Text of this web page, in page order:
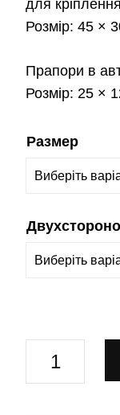
для
Розмір: 45 ×
Прапори в
Розмір: 25 ×
Размер